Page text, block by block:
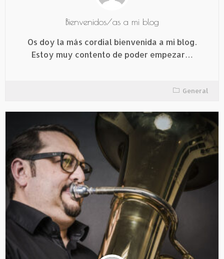
Bienvenidos/as a mi blog
Os doy la más cordial bienvenida a mi blog.
Estoy muy contento de poder empezar…
General